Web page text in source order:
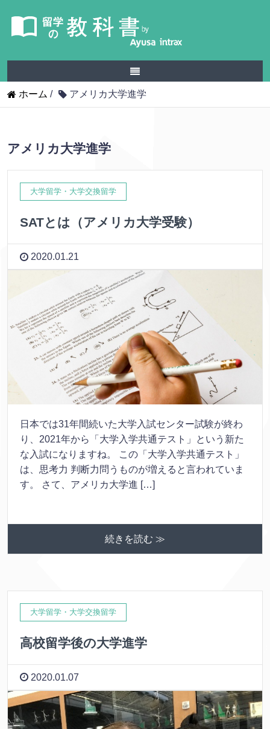
ホーム / アメリカ大学進学
アメリカ大学進学
大学留学・大学交換留学
SATとは（アメリカ大学受験）
2020.01.21
日本では31年間続いた大学入試センター試験が終わ
り、2021年から「大学入学共通テスト」という新た
な入試になりますね。 この「大学入学共通テスト」
は、思考力 判断力問うものが増えると言われていま
す。 さて、アメリカ大学進 […]
続きを読む ≫
大学留学・大学交換留学
高校留学後の大学進学
2020.01.07